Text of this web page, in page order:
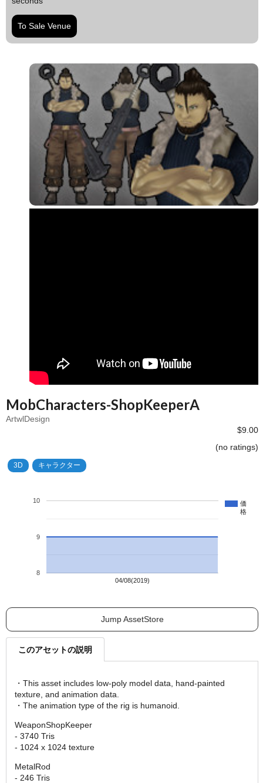
To Sale Venue
MobCharacters-ShopKeeperA
ArtwlDesign
$9.00
(no ratings)
3D キャラクター
価
格
04/08(2019)
8
9
10
Jump AssetStore
このアセットの説明
・This asset includes low-poly model data, hand-painted
texture, and animation data.
・The animation type of the rig is humanoid.
WeaponShopKeeper
- 3740 Tris
- 1024 x 1024 texture
MetalRod
- 246 Tris